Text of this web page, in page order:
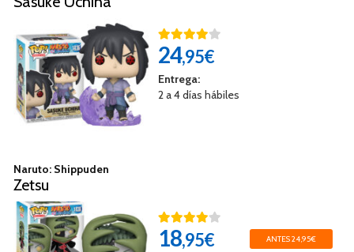
24,95€
Entrega:
2 a 4 días hábiles
Naruto: Shippuden
Zetsu
18,95€ ANTES 24,95€